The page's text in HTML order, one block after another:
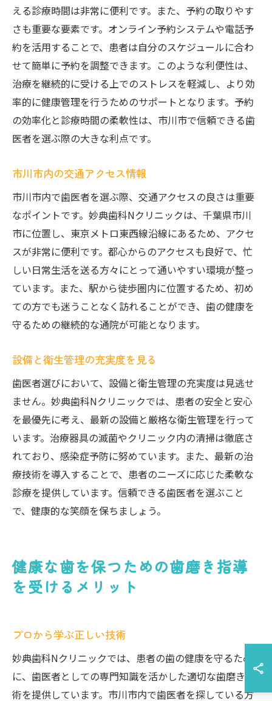
える診療時間は非常に便利です。また、予約の取りやす
さも重要な要素です。オンライン予約システムや電話予
約を活用することで、患者は自分のスケジュールに合わ
せて簡単に予約を調整できます。このような利便性は、
治療を継続的に受ける上でのストレスを軽減し、より効
率的に健康管理を行うためのサポートとなります。予約
の効率化と診療時間の柔軟性は、市川市で信頼できる歯
医者を選ぶ際の大きな利点です。
市川市内の交通アクセス情報
市川市内で歯医者を選ぶ際、交通アクセスの良さは重要
なポイントです。妙典歯科Nクリニックは、千葉県市川
市に位置し、東京メトロ東西線沿線にあるため、アクセ
スが非常に便利です。都心からのアクセスも良好で、忙
しい日常生活を送る方々にとって通いやすい環境が整っ
ています。また、駅から徒歩圏内に位置するため、初め
ての方でも迷うことなく訪れることができ、歯の健康を
守るための継続的な通院が可能となります。
設備と衛生管理の充実度を見る
歯医者選びにおいて、設備と衛生管理の充実度は見逃せ
ません。妙典歯科Nクリニックでは、患者の安全と安心
を最優先に考え、最新の設備と厳格な衛生管理を行って
います。治療器具の滅菌やクリニック内の清掃は徹底さ
れており、感染症予防に努めています。また、最新の治
療技術を導入することで、患者のニーズに応じた柔軟な
診療を提供しています。信頼できる歯医者を選ぶこと
で、健康的な笑顔を保ちましょう。
健康な歯を保つための歯磨き指導
を受けるメリット
プロから学ぶ正しい技術
妙典歯科Nクリニックでは、患者の歯の健康を守るため
に、歯医者としての専門知識を活かした適切な歯磨き技
術を提供しています。市川市内で歯医者を探している方